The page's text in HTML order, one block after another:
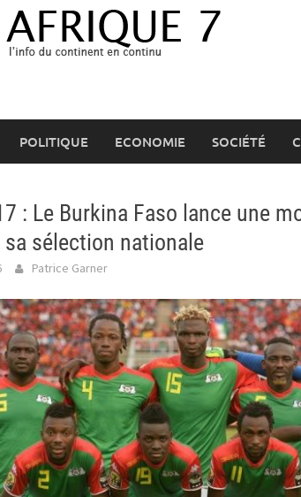
POLITIQUE ECONOMIE SOCIÉTÉ
: Le Burkina Faso lance une
sélection nationale
Patrice Garner